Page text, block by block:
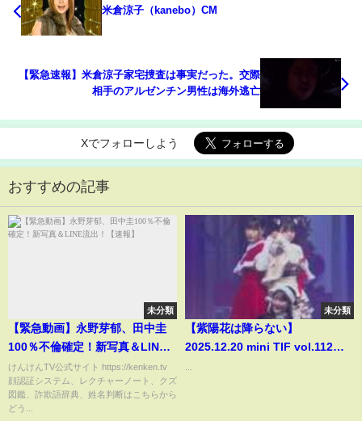
米倉涼子（kanebo）CM
【緊急速報】米倉涼子家宅捜査は事実だった。交際
相手のアルゼンチン男性は海外逃亡
Xでフォローしよう
おすすめの記事
未分類
【緊急動画】永野芽郁、田中圭
100％不倫確定！新写真＆LINE
流出！【速報】
けんけんTV公式サイト https://kenken.tv
顔認証システム、レクチャーノート、クズ
図鑑、詐欺語辞典、姓名判断はこちらから
どう...
未分類
【紫陽花は降らない】
2025.12.20 mini TIF vol.112